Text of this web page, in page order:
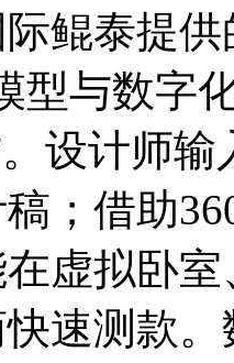
鲲泰提供
与数字化
设计师输
；借助
在虚拟卧
快速测款